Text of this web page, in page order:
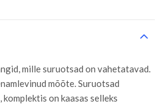
mille suruotsad on vahetatavad.
mõõte. Suruotsad
on kaasas selleks